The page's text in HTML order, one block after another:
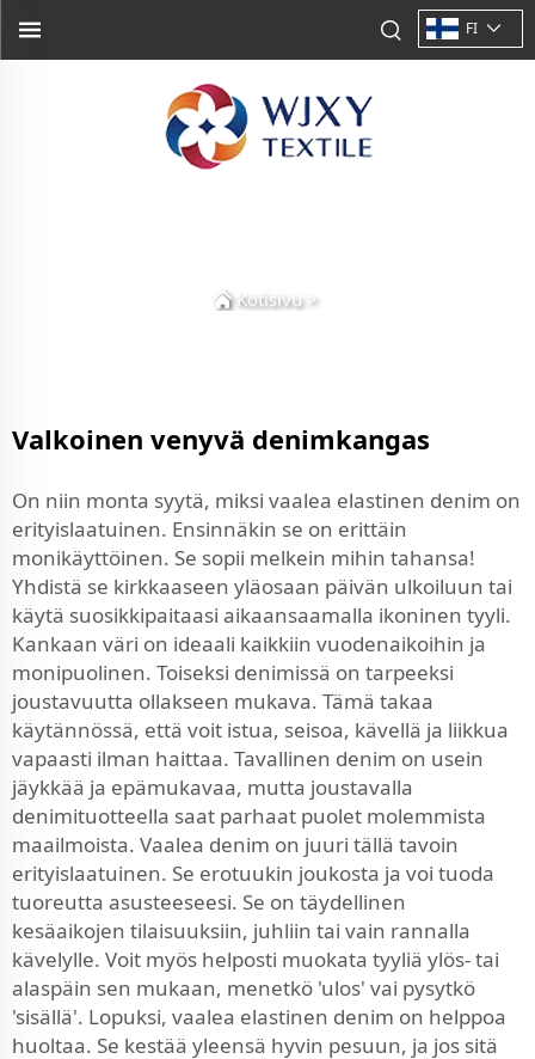
FI
Kotisivu>
Valkoinen venyvä denimkangas
On niin monta syytä, miksi vaalea elastinen denim on
erityislaatuinen. Ensinnäkin se on erittäin
monikäyttöinen. Se sopii melkein mihin tahansa!
Yhdistä se kirkkaaseen yläosaan päivän ulkoiluun tai
käytä suosikkipaitaasi aikaansaamalla ikoninen tyyli.
Kankaan väri on ideaali kaikkiin vuodenaikoihin ja
monipuolinen. Toiseksi denimissä on tarpeeksi
joustavuutta ollakseen mukava. Tämä takaa
käytännössä, että voit istua, seisoa, kävellä ja liikkua
vapaasti ilman haittaa. Tavallinen denim on usein
jäykkää ja epämukavaa, mutta joustavalla
denimituotteella saat parhaat puolet molemmista
maailmoista. Vaalea denim on juuri tällä tavoin
erityislaatuinen. Se erotuukin joukosta ja voi tuoda
tuoreutta asusteeseesi. Se on täydellinen
kesäaikojen tilaisuuksiin, juhliin tai vain rannalla
kävelylle. Voit myös helposti muokata tyyliä ylös- tai
alaspäin sen mukaan, menetkö 'ulos' vai pysytkö
'sisällä'. Lopuksi, vaalea elastinen denim on helppoa
huoltaa. Se kestää yleensä hyvin pesuun, ja jos sitä